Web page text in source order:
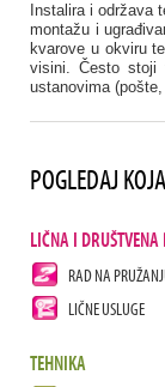
Instalira i održava
montažu i
kvarove u okviru
visini. Često stoji
ustanovima
POGLEDAJ
LIČNA I
RAD NA
LIČNE USLUGE
TEHNIKA